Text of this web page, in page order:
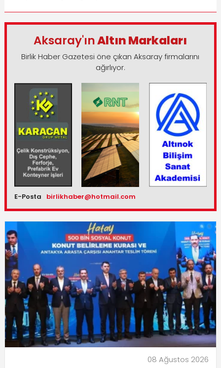
Aksaray'ınAltın Markaları
Birlik Haber Gazetesi öne çıkan Aksaray firmalarını
ağırlıyor.
E-Posta birlikhaber@hotmail.com
08 Ağustos 2026